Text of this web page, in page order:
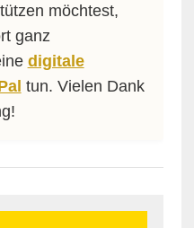
möchtest,
ganz
digitale
tun. Vielen Dank